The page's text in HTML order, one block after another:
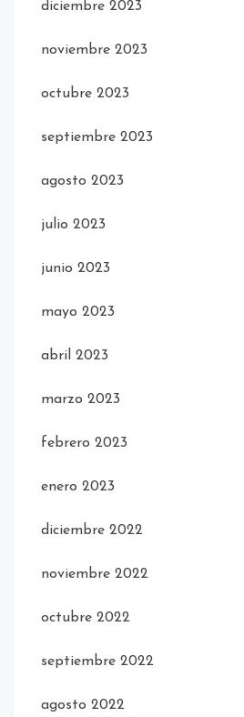
diciembre 2023
noviembre 2023
octubre 2023
septiembre 2023
agosto 2023
julio 2023
junio 2023
mayo 2023
abril 2023
marzo 2023
febrero 2023
enero 2023
diciembre 2022
noviembre 2022
octubre 2022
septiembre 2022
agosto 2022